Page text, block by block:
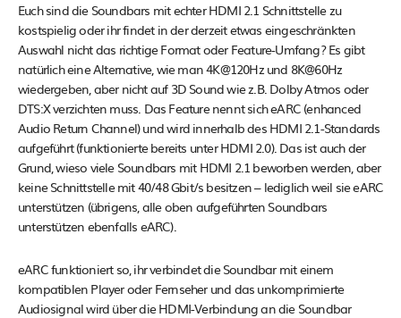
Euch sind die Soundbars mit echter HDMI 2.1 Schnittstelle zu
kostspielig oder ihr findet in der derzeit etwas eingeschränkten
Auswahl nicht das richtige Format oder Feature-Umfang? Es gibt
natürlich eine Alternative, wie man 4K@120Hz und 8K@60Hz
wiedergeben, aber nicht auf 3D Sound wie z.B. Dolby Atmos oder
DTS:X verzichten muss. Das Feature nennt sich eARC (enhanced
Audio Return Channel) und wird innerhalb des HDMI 2.1-Standards
aufgeführt (funktionierte bereits unter HDMI 2.0). Das ist auch der
Grund, wieso viele Soundbars mit HDMI 2.1 beworben werden, aber
keine Schnittstelle mit 40/48 Gbit/s besitzen – lediglich weil sie eARC
unterstützen (übrigens, alle oben aufgeführten Soundbars
unterstützen ebenfalls eARC).
eARC funktioniert so, ihr verbindet die Soundbar mit einem
kompatiblen Player oder Fernseher und das unkomprimierte
Audiosignal wird über die HDMI-Verbindung an die Soundbar